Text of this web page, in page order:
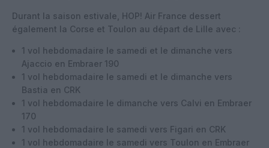
Durant la saison estivale, HOP! Air France dessert
également la Corse et Toulon au départ de Lille avec :
1 vol hebdomadaire le samedi et le dimanche vers
Ajaccio en Embraer 190
1 vol hebdomadaire le samedi et le dimanche vers
Bastia en CRK
1 vol hebdomadaire le dimanche vers Calvi en Embraer
170
1 vol hebdomadaire le samedi vers Figari en CRK
1 vol hebdomadaire le samedi vers Toulon en Embraer